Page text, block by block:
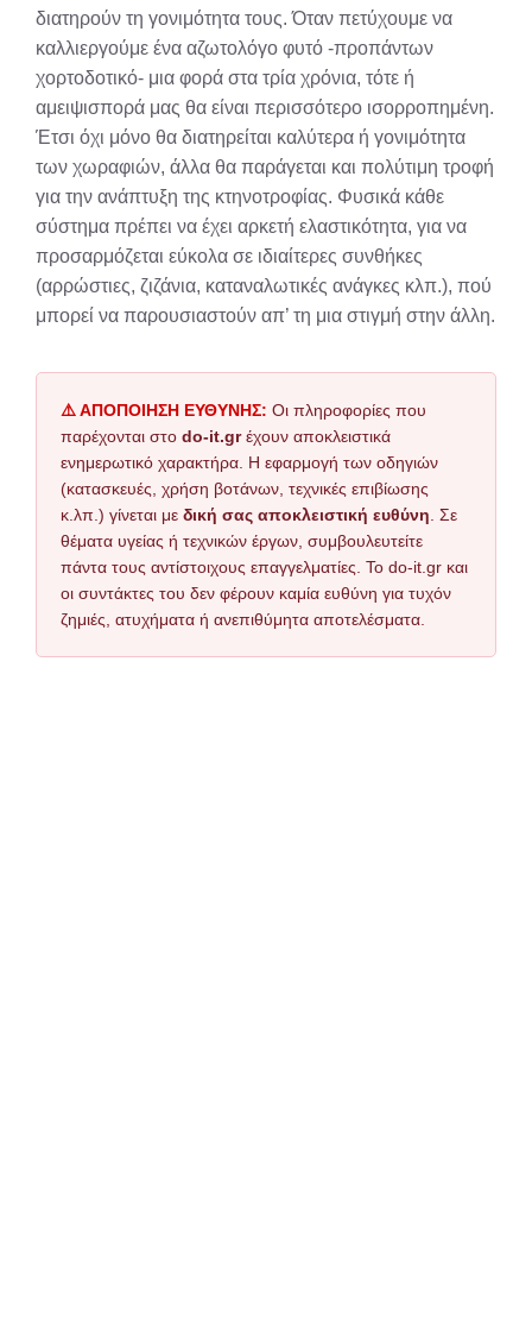
διατηρούν τη γονιμότητα τους. Όταν πετύχουμε να
καλλιεργούμε ένα αζωτολόγο φυτό -προπάντων
χορτοδοτικό- μια φορά στα τρία χρόνια, τότε ή
αμειψισπορά μας θα είναι περισσότερο ισορροπημένη.
Έτσι όχι μόνο θα διατηρείται καλύτερα ή γονιμότητα
των χωραφιών, άλλα θα παράγεται και πολύτιμη τροφή
για την ανάπτυξη της κτηνοτροφίας. Φυσικά κάθε
σύστημα πρέπει να έχει αρκετή ελαστικότητα, για να
προσαρμόζεται εύκολα σε ιδιαίτερες συνθήκες
(αρρώστιες, ζιζάνια, καταναλωτικές ανάγκες κλπ.), πού
μπορεί να παρουσιαστούν απ’ τη μια στιγμή στην άλλη.
⚠️ ΑΠΟΠΟΙΗΣΗ ΕΥΘΥΝΗΣ: Οι πληροφορίες που
παρέχονται στο do-it.grέχουν αποκλειστικά
ενημερωτικό χαρακτήρα. Η εφαρμογή των οδηγιών
(κατασκευές, χρήση βοτάνων, τεχνικές επιβίωσης
κ.λπ.) γίνεται με δική σας αποκλειστική ευθύνη . Σε
θέματα υγείας ή τεχνικών έργων, συμβουλευτείτε
πάντα τους αντίστοιχους επαγγελματίες. Το do-it.gr και
οι συντάκτες του δεν φέρουν καμία ευθύνη για τυχόν
ζημιές, ατυχήματα ή ανεπιθύμητα αποτελέσματα.